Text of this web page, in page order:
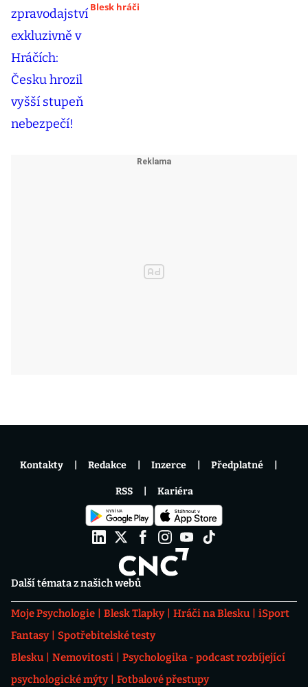
Blesk hráči
Další témata z našich webů
Moje Psychologie Blesk Tlapky Hráči na Blesku
iSport
Fantasy
Spotřebitelské testy
Blesku
Nemovitosti
Psychologika - podcast rozbíjející
psychologické mýty
Fotbalové přestupy
Kontakty Redakce Inzerce Předplatné
RSS Kariéra